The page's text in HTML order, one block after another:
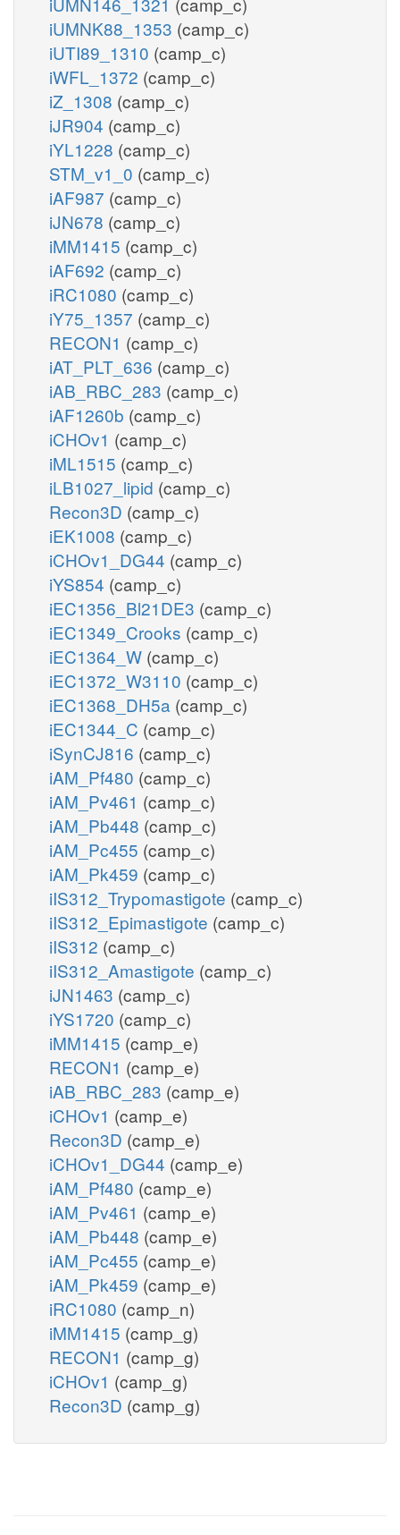
iUMNK88_1353 (camp_c)
iUTI89_1310 (camp_c)
iWFL_1372 (camp_c)
iZ_1308 (camp_c)
iJR904 (camp_c)
iYL1228 (camp_c)
STM_v1_0 (camp_c)
iAF987 (camp_c)
iJN678 (camp_c)
iMM1415 (camp_c)
iAF692 (camp_c)
iRC1080 (camp_c)
iY75_1357 (camp_c)
RECON1 (camp_c)
iAT_PLT_636 (camp_c)
iAB_RBC_283 (camp_c)
iAF1260b (camp_c)
iCHOv1 (camp_c)
iML1515 (camp_c)
iLB1027_lipid (camp_c)
Recon3D (camp_c)
iEK1008 (camp_c)
iCHOv1_DG44 (camp_c)
iYS854 (camp_c)
iEC1356_Bl21DE3 (camp_c)
iEC1349_Crooks (camp_c)
iEC1364_W (camp_c)
iEC1372_W3110 (camp_c)
iEC1368_DH5a (camp_c)
iEC1344_C (camp_c)
iSynCJ816 (camp_c)
iAM_Pf480 (camp_c)
iAM_Pv461 (camp_c)
iAM_Pb448 (camp_c)
iAM_Pc455 (camp_c)
iAM_Pk459 (camp_c)
iIS312_Trypomastigote (camp_c)
iIS312_Epimastigote (camp_c)
iIS312 (camp_c)
iIS312_Amastigote (camp_c)
iJN1463 (camp_c)
iYS1720 (camp_c)
iMM1415 (camp_e)
RECON1 (camp_e)
iAB_RBC_283 (camp_e)
iCHOv1 (camp_e)
Recon3D (camp_e)
iCHOv1_DG44 (camp_e)
iAM_Pf480 (camp_e)
iAM_Pv461 (camp_e)
iAM_Pb448 (camp_e)
iAM_Pc455 (camp_e)
iAM_Pk459 (camp_e)
iRC1080 (camp_n)
iMM1415 (camp_g)
RECON1 (camp_g)
iCHOv1 (camp_g)
Recon3D (camp_g)